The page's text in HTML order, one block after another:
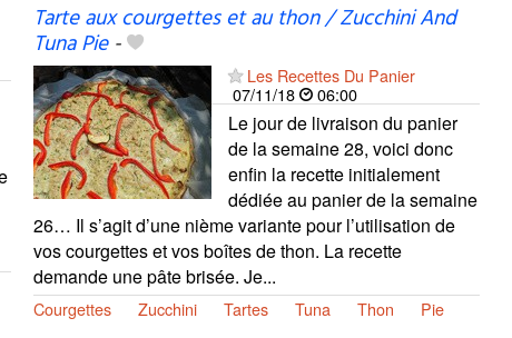
Tarte aux courgettes et au thon / Zucchini And
Tuna Pie-
Les Recettes Du Panier
07/11/18
06:00
Le jour de livraison du panier
de la semaine 28, voici donc
enfin la recette initialement
dédiée au panier de la semaine
26… Il s’agit d’une nième variante pour l’utilisation de
vos courgettes et vos boîtes de thon. La recette
demande une pâte brisée. Je...
Courgettes Zucchini Tartes Tuna Thon Pie